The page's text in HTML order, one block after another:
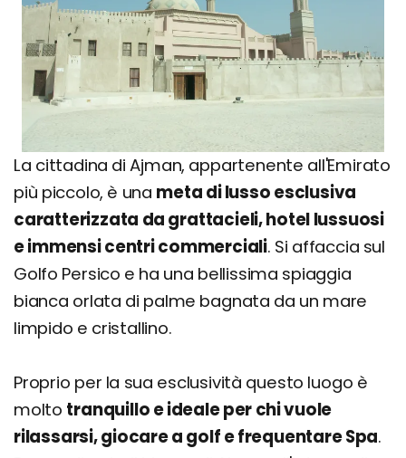
La cittadina di Ajman, appartenente all'Emirato
più piccolo, è una meta di lusso esclusiva
caratterizzata da grattacieli, hotel lussuosi
e immensi centri commerciali. Si affaccia sul
Golfo Persico e ha una bellissima spiaggia
bianca orlata di palme bagnata da un mare
limpido e cristallino.
Proprio per la sua esclusività questo luogo è
molto tranquillo e ideale per chi vuole
rilassarsi, giocare a golf e frequentare Spa.